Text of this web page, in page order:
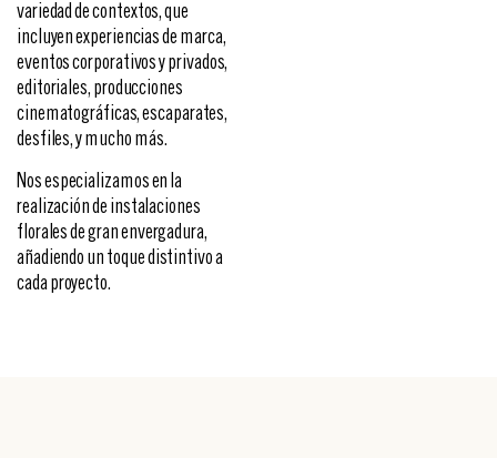
variedad de contextos, que
incluyen experiencias de marca,
eventos corporativos y privados,
editoriales, producciones
cinematográficas, escaparates,
desfiles, y mucho más.
Nos especializamos en la
realización de instalaciones
florales de gran envergadura,
añadiendo un toque distintivo a
cada proyecto.